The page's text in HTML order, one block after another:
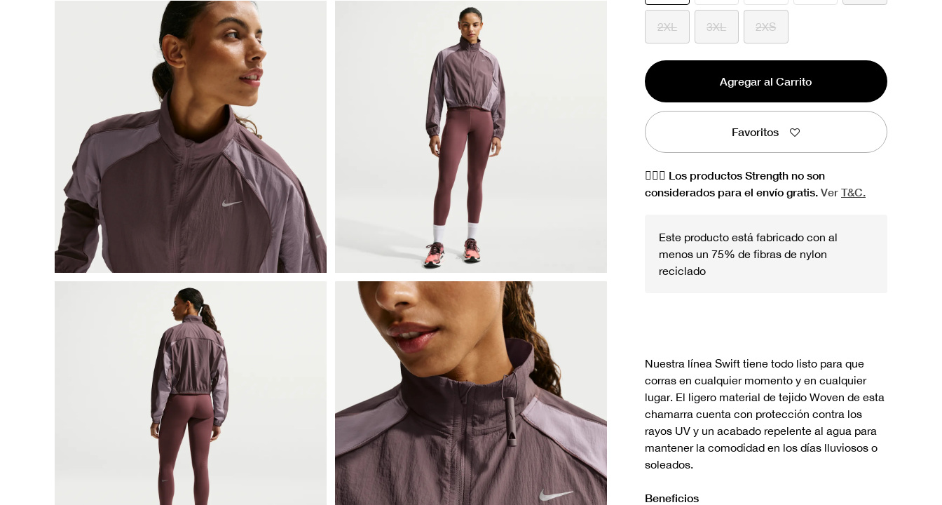
2XL 3XL 2XS
Agregar al Carrito
Favoritos
🏋🏻‍♀️ Los productos Strength no son
considerados para el envío gratis. Ver T&C.
Este producto está fabricado con al
menos un 75% de fibras de nylon
reciclado
Nuestra línea Swift tiene todo listo para que
corras en cualquier momento y en cualquier
lugar. El ligero material de tejido Woven de esta
chamarra cuenta con protección contra los
rayos UV y un acabado repelente al agua para
mantener la comodidad en los días lluviosos o
soleados.
Beneficios